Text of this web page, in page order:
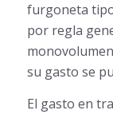
furgoneta
por regla
su gasto se
El gasto en